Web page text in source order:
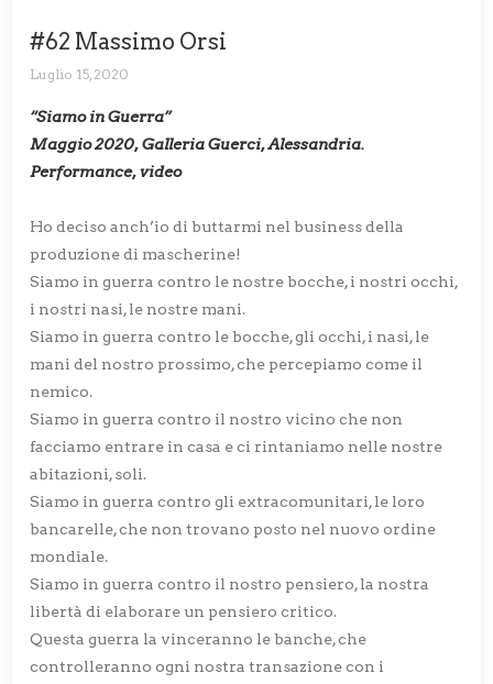
#62 Massimo Orsi
Luglio 15, 2020
“Siamo in Guerra”
Maggio 2020, Galleria Guerci, Alessandria.
Performance, video
Ho deciso anch’io di buttarmi nel business della
produzione di mascherine!
Siamo in guerra contro le nostre bocche, i nostri occhi,
i nostri nasi, le nostre mani.
Siamo in guerra contro le bocche, gli occhi, i nasi, le
mani del nostro prossimo, che percepiamo come il
nemico.
Siamo in guerra contro il nostro vicino che non
facciamo entrare in casa e ci rintaniamo nelle nostre
abitazioni, soli.
Siamo in guerra contro gli extracomunitari, le loro
bancarelle, che non trovano posto nel nuovo ordine
mondiale.
Siamo in guerra contro il nostro pensiero, la nostra
libertà di elaborare un pensiero critico.
Questa guerra la vinceranno le banche, che
controlleranno ogni nostra transazione con i